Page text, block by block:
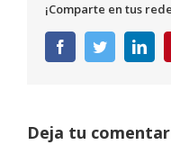
¡Comparte en tus
FacebookTwitter
Deja tu